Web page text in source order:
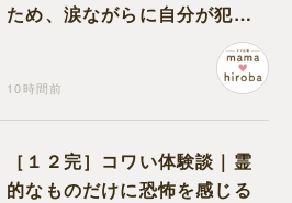
ため、涙ながらに自分が犯人
10時間前
［１２完］コワい体験談｜霊
的なものだけに恐怖を感じる